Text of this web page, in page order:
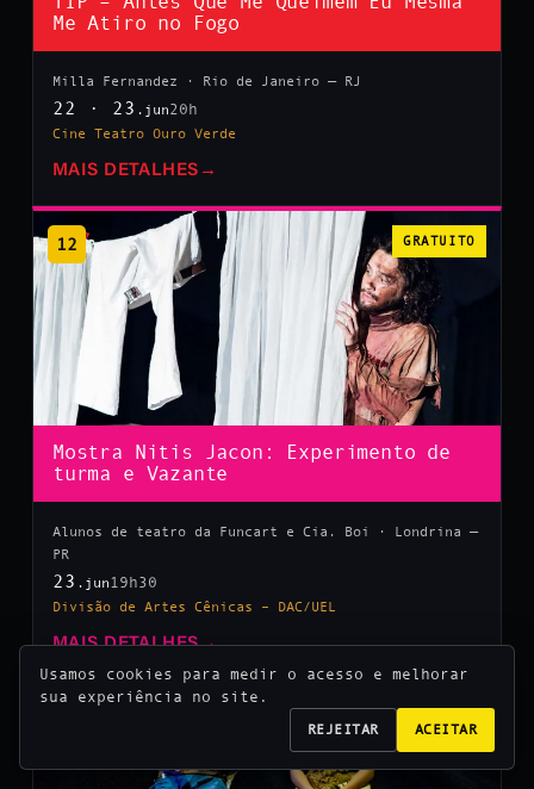
Me Atiro no Fogo
Milla Fernandez · Rio de Janeiro — RJ
22 · 23 .jun20h
Cine Teatro Ouro Verde
MAIS DETALHES →
12 GRATUITO
Mostra Nitis Jacon: Experimento de
turma e Vazante
Alunos de teatro da Funcart e Cia. Boi · Londrina —
PR
23 .jun 19h30
Divisão de Artes Cênicas – DAC/UEL
MAIS DETALHES→
Usamos cookies para medir o acesso e melhorar
sua experiência no site.
REJEITAR ACEITAR